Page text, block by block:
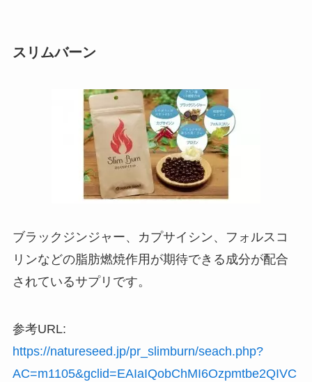
スリムバーン
ブラックジンジャー、カプサイシン、フォルスコ
リンなどの脂肪燃焼作用が期待できる成分が配合
されているサプリです。
参考URL:
https://natureseed.jp/pr_slimburn/seach.php?
AC=m1105&gclid=EAIaIQobChMI6Ozpmtbe2QIVC